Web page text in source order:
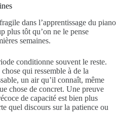
dans l’apprentissage du piano
plus tôt qu’on ne le pense
semaines.
conditionne souvent le reste.
qui ressemble à de la
un air qu’il connaît, même
chose de concret. Une preuve
de capacité est bien plus
quel discours sur la patience ou